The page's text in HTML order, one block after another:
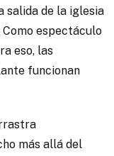
salida de la iglesia
espectáculo
eso, las
funcionan
más allá del